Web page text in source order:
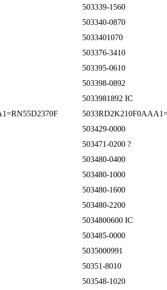
503339-1560
503340-0870
5033401070
503376-3410
503395-0610
503398-0892
5033981892 IC
503429-0000
503471-0200 ?
503480-0400
503480-1000
503480-1600
503480-2200
5034800600 IC
503485-0000
5035000991
50351-8010
503548-1020